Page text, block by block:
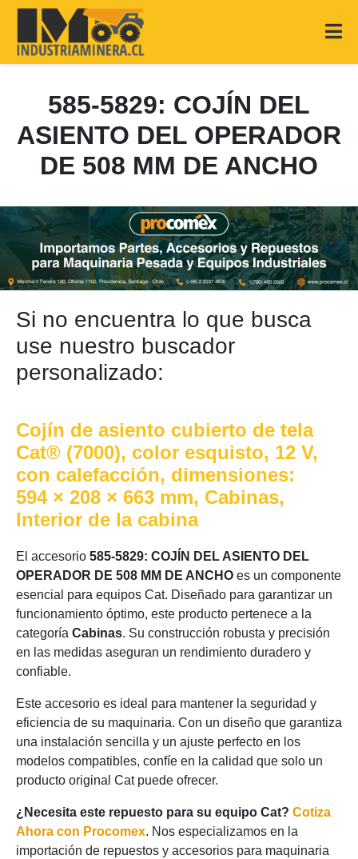
585-5829: COJÍN DEL
ASIENTO DEL OPERADOR
DE 508 MM DE ANCHO
Si no encuentra lo que busca
use nuestro buscador
personalizado:
Cojín de asiento cubierto de tela
Cat® (7000), color esquisto, 12 V,
con calefacción, dimensiones:
594 × 208 × 663 mm, Cabinas,
Interior de la cabina
El accesorio 585-5829: COJÍN DEL ASIENTO DEL
OPERADOR DE 508 MM DE ANCHO es un componente
esencial para equipos Cat. Diseñado para garantizar un
funcionamiento óptimo, este producto pertenece a la
categoría Cabinas. Su construcción robusta y precisión
en las medidas aseguran un rendimiento duradero y
confiable.
Este accesorio es ideal para mantener la seguridad y
eficiencia de su maquinaria. Con un diseño que garantiza
una instalación sencilla y un ajuste perfecto en los
modelos compatibles, confíe en la calidad que solo un
producto original Cat puede ofrecer.
¿Necesita este repuesto para su equipo Cat? Cotiza
Ahora con Procomex. Nos especializamos en la
importación de repuestos y accesorios para maquinaria